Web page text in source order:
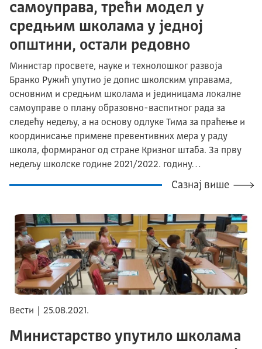
самоуправа, трећи модел у
средњим школама у једној
општини, остали редовно
Министар просвете, науке и технолошког развоја
Бранко Ружић упутио је допис школским управама,
основним и средњим школама и јединицама локалне
самоуправе о плану образовно-васпитног рада за
следећу недељу, а на основу одлуке Тима за праћење и
координисање примене превентивних мера у раду
школа, формираног од стране Кризног штаба. За прву
недељу школске године 2021/2022. годину…
Сазнај више
Вести | 25.08.2021.
Министарство упутило школама